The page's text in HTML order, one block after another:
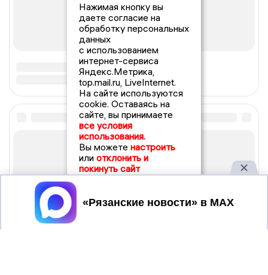
Нажимая кнопку вы
даете согласие на
обработку персональных
данных
с использованием
интернет-сервиса
Яндекс.Метрика,
top.mail.ru, LiveInternet.
На сайте используются
cookie. Оставаясь на
сайте, вы принимаете
все условия
использования.
Вы можете настроить
или отклонить и
покинуть сайт
Принять